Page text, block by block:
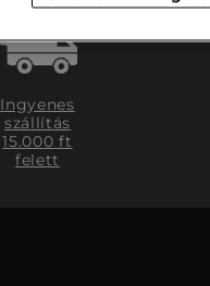
Ingyenes
szállítás
15.000 ft
felett